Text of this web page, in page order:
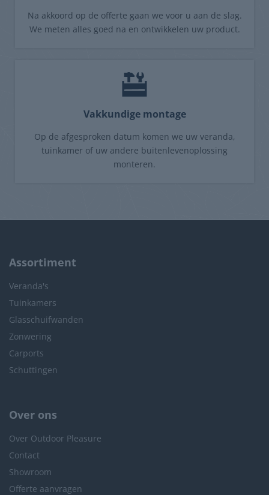
Na akkoord op de offerte gaan we voor u aan de slag.
We meten alles goed na en ontwikkelen uw product.
Vakkundige montage
Op de afgesproken datum komen we uw veranda,
tuinkamer of uw andere buitenlevenoplossing
monteren.
Assortiment
Veranda's
Tuinkamers
Glasschuifwanden
Zonwering
Carports
Schuttingen
Over ons
Over Outdoor Pleasure
Contact
Showroom
Offerte aanvragen